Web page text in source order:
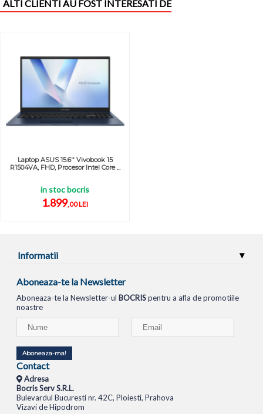
ALTI CLIENTI AU FOST INTERESATI DE
Laptop ASUS 15.6'' Vivobook 15
R1504VA, FHD, Procesor Intel Core ...
in stoc bocris
1.899,00 LEI
Informatii
Aboneaza-te la Newsletter
Aboneaza-te la Newsletter-ul BOCRISpentru a afla de promotiile
noastre
Aboneaza-ma!
Contact
Adresa
Bocris Serv S.R.L.
Bulevardul Bucuresti nr. 42C, Ploiesti, Prahova
Vizavi de Hipodrom